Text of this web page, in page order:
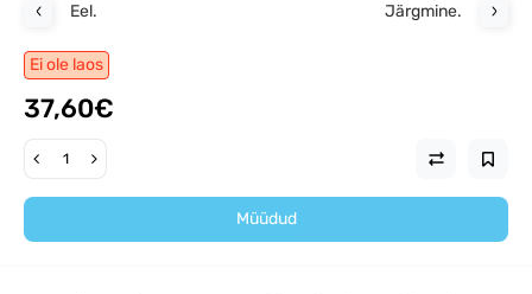
Eel. Järgmine.
Ei ole laos
37,60€
Müüdud